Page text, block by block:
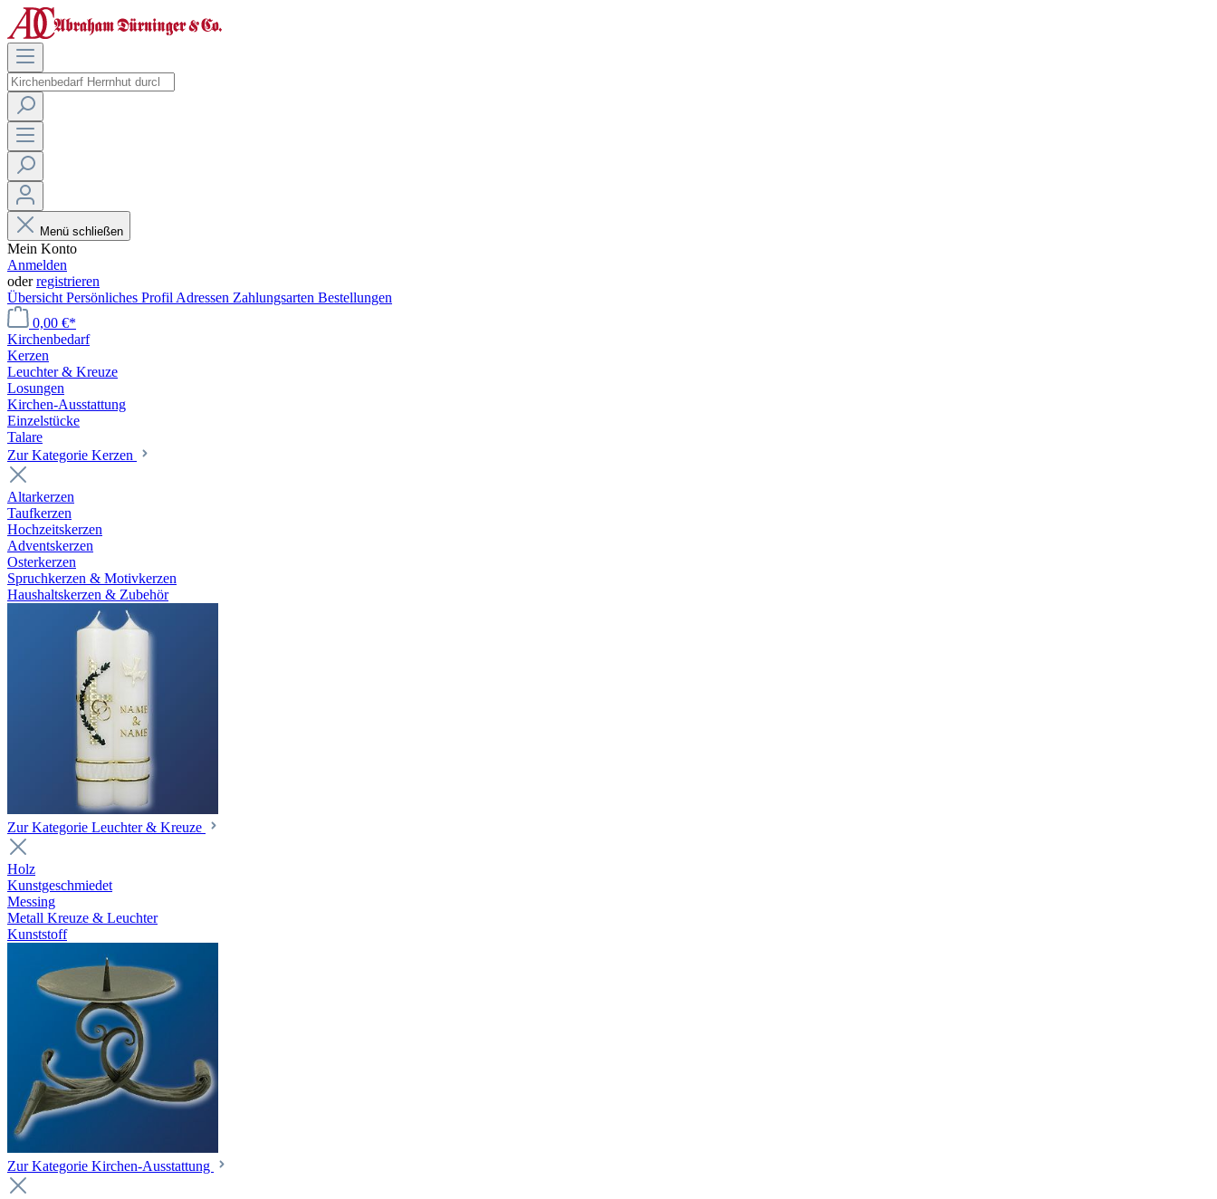
Menü schließen
Mein Konto
Anmelden
oderregistrieren
Übersicht Persönliches Profil Adressen Zahlungsarten Bestellungen
0,00 €*
Kirchenbedarf
Kerzen
Leuchter & Kreuze
Losungen
Kirchen-Ausstattung
Einzelstücke
Talare
Zur Kategorie Kerzen
Altarkerzen
Taufkerzen
Hochzeitskerzen
Adventskerzen
Osterkerzen
Spruchkerzen & Motivkerzen
Haushaltskerzen & Zubehör
Zur Kategorie Leuchter & Kreuze
Holz
Kunstgeschmiedet
Messing
Metall Kreuze & Leuchter
Kunststoff
Zur Kategorie Kirchen-Ausstattung